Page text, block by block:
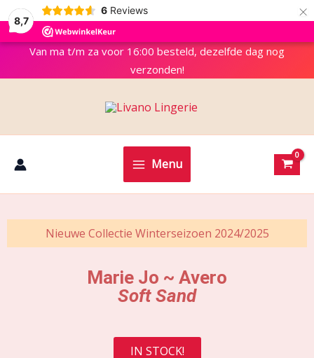
8,7
6 Reviews ×
Van ma t/m za voor 16:00 besteld, dezelfde dag nog
verzonden!
Menu
Nieuwe Collectie Winterseizoen 2024/2025
Marie Jo ~ Avero
Soft Sand
IN STOCK!